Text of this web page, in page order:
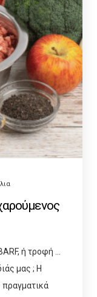
ή τροφή …
μας ; Η
πραγματικά